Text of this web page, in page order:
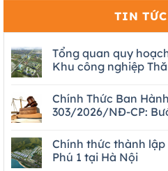
TIN
Tổng quan quy
Khu công nghiệp
Chính Thức Ban
303/2026/NĐ-CP:
Chính thức thành lập
Phú 1 tại Hà Nội